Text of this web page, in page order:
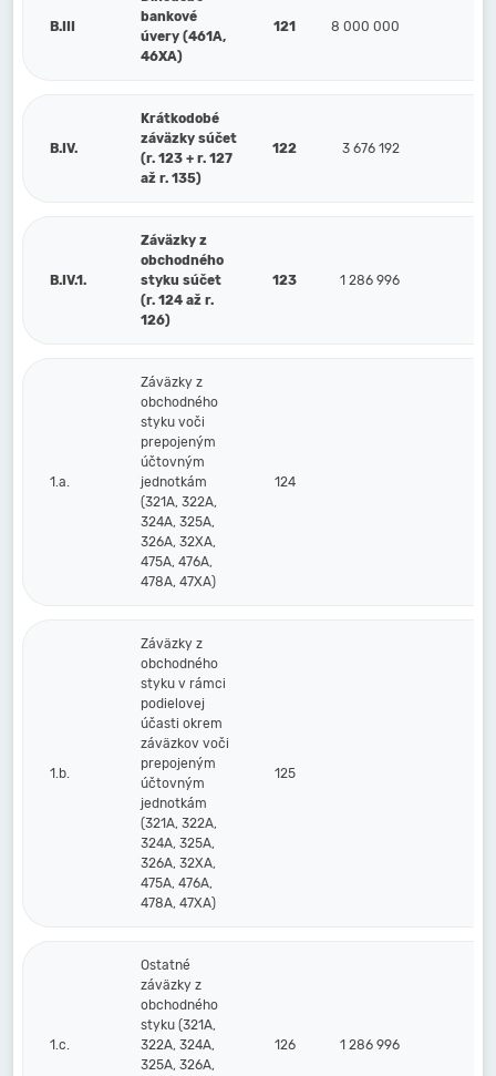
B.III
bankové
úvery (461A,
46XA)
121 8 000 000
B.IV.
Krátkodobé
záväzky súčet
(r. 123 + r. 127
až r. 135)
122 3 676 192
B.IV.1.
Záväzky z
obchodného
styku súčet
(r. 124 až r.
126)
123 1 286 996
1.a.
Záväzky z
obchodného
styku voči
prepojeným
účtovným
jednotkám
(321A, 322A,
324A, 325A,
326A, 32XA,
475A, 476A,
478A, 47XA)
124
1.b.
Záväzky z
obchodného
styku v rámci
podielovej
účasti okrem
záväzkov voči
prepojeným
účtovným
jednotkám
(321A, 322A,
324A, 325A,
326A, 32XA,
475A, 476A,
478A, 47XA)
125
1.c.
Ostatné
záväzky z
obchodného
styku (321A,
322A, 324A,
325A, 326A,
126 1 286 996